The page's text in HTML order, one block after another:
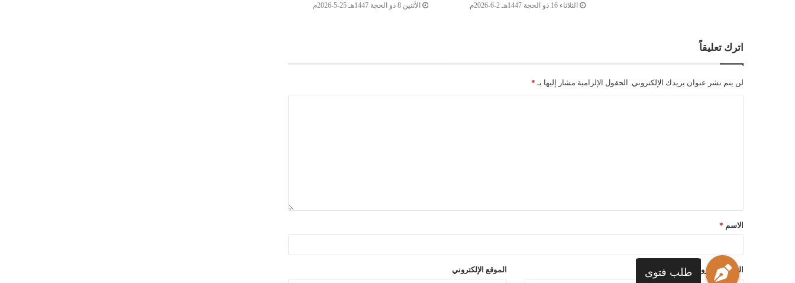
طلب فتوى
الثلاثاء 16 ذو الحجة 1447هـ 2-6-2026م الأثنين 8 ذو الحجة 1447هـ 25-5-2026م
اترك تعليقاً
لن يتم نشر عنوان بريدك الإلكتروني. الحقول الإلزامية مشار إليها بـ *
الاسم *
البريد الإلكتروني* الموقع الإلكتروني